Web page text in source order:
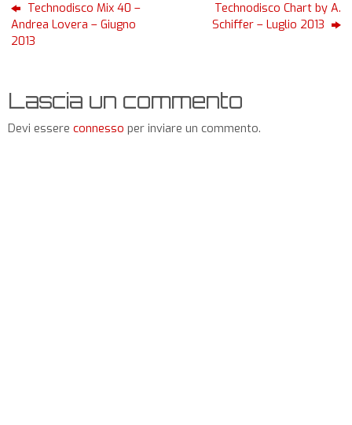
Technodisco Mix 40 –
Andrea Lovera – Giugno
2013
Technodisco Chart by A.
Schiffer – Luglio 2013
Lascia un commento
Devi essere connesso per inviare un commento.